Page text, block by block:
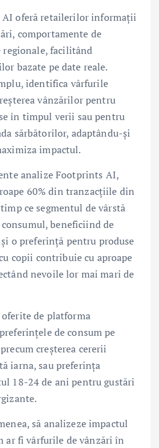
oferă retailerilor informații
comportamente de
facilitând
bazate pe date reale.
identifica vârfurile
vânzărilor pentru
în timpul verii sau pentru
sărbătorilor, adaptându-și
impactul.
analize Footprints AI,
60% din tranzacțiile din
ce segmentul de vârstă
beneficiind de
o preferință pentru produse
copii contribuie cu aproape
nevoile lor mai mari de
de platforma
de consum pe
creșterea cererii
iarna, sau preferința
18-24 de ani pentru gustări
să analizeze impactul
ar fi vârfurile de vânzări în